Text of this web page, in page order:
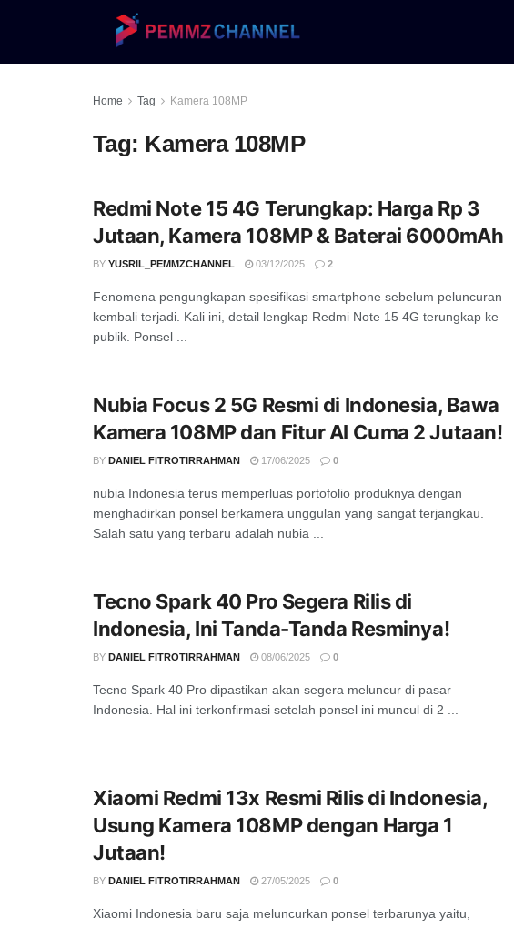
Home Tag Kamera 108MP
Tag: Kamera 108MP
Redmi Note 15 4G Terungkap: Harga Rp 3
Jutaan, Kamera 108MP & Baterai 6000mAh
BY YUSRIL_PEMMZCHANNEL 03/12/2025 2
Fenomena pengungkapan spesifikasi smartphone sebelum peluncuran
kembali terjadi. Kali ini, detail lengkap Redmi Note 15 4G terungkap ke
publik. Ponsel ...
Nubia Focus 2 5G Resmi di Indonesia, Bawa
Kamera 108MP dan Fitur AI Cuma 2 Jutaan!
BY DANIEL FITROTIRRAHMAN 17/06/2025 0
nubia Indonesia terus memperluas portofolio produknya dengan
menghadirkan ponsel berkamera unggulan yang sangat terjangkau.
Salah satu yang terbaru adalah nubia ...
Tecno Spark 40 Pro Segera Rilis di
Indonesia, Ini Tanda-Tanda Resminya!
BY DANIEL FITROTIRRAHMAN 08/06/2025 0
Tecno Spark 40 Pro dipastikan akan segera meluncur di pasar
Indonesia. Hal ini terkonfirmasi setelah ponsel ini muncul di 2 ...
Xiaomi Redmi 13x Resmi Rilis di Indonesia,
Usung Kamera 108MP dengan Harga 1
Jutaan!
BY DANIEL FITROTIRRAHMAN 27/05/2025 0
Xiaomi Indonesia baru saja meluncurkan ponsel terbarunya yaitu,